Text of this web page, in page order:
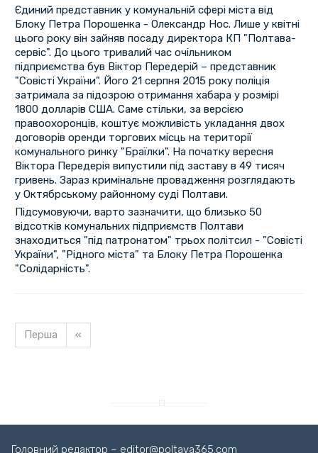
Єдиний представник у комунальній сфері міста від
Блоку Петра Порошенка - Олександр Нос. Лише у квітні
цього року він зайняв посаду директора КП "Полтава-
сервіс". До цього тривалий час очільником
підприємства був Віктор Передерій – представник
"Совісті України". Його 21 серпня 2015 року поліція
затримала за підозрою отримання хабара у розмірі
1800 долларів США. Саме стільки, за версією
правоохоронців, коштує можливість укладання двох
договорів оренди торгових місць на території
комунального ринку "Браїлки". На початку вересня
Віктора Передерія випустили під заставу в 49 тисяч
гривень. Зараз кримінальне провадження розглядають
у Октябрському районному суді Полтави.
Підсумовуючи, варто зазначити, що близько 50
відсотків комунальних підприємств Полтави
знаходиться "під патронатом" трьох політсил - "Совісті
України", "Рідного міста" та Блоку Петра Порошенка
"Солідарність".
Перша «
Головний редактор – editor@poltava365.com